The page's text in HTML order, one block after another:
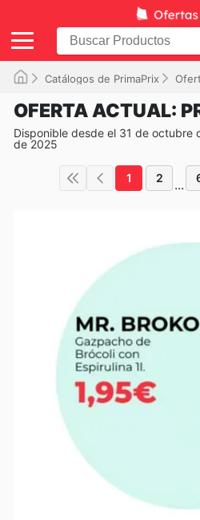
Catálogos de PrimaPrix
OFERTA ACTUAL:
Disponible desde el 31 de octubre
de 2025
1 2 ...